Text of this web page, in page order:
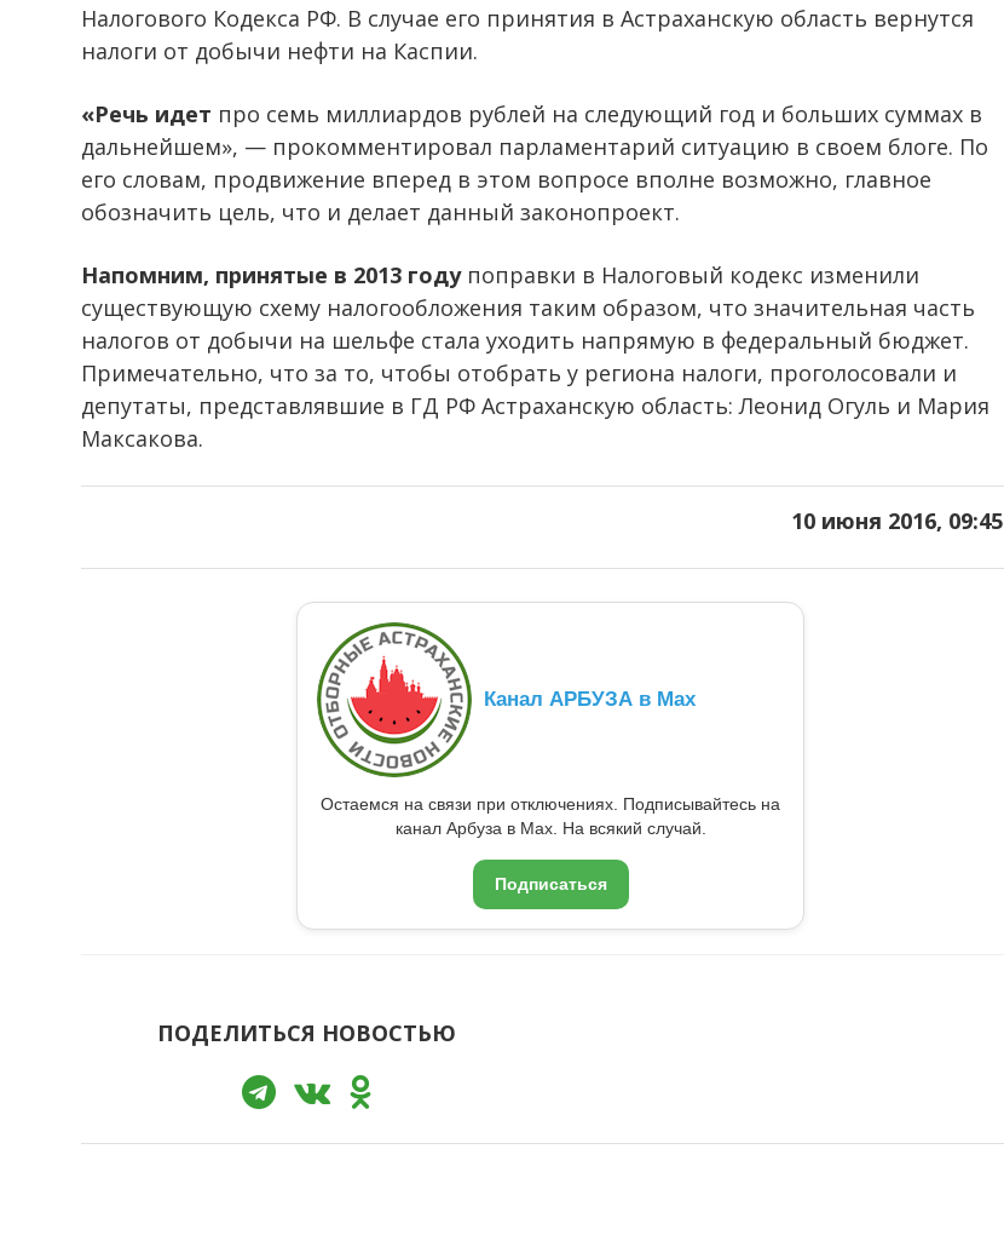
Налогового Кодекса РФ. В случае его принятия в Астраханскую область вернутся
налоги от добычи нефти на Каспии.
«Речь идет про семь миллиардов рублей на следующий год и больших суммах в
дальнейшем», — прокомментировал парламентарий ситуацию в своем блоге. По
его словам, продвижение вперед в этом вопросе вполне возможно, главное
обозначить цель, что и делает данный законопроект.
Напомним, принятые в 2013 годупоправки в Налоговый кодекс изменили
существующую схему налогообложения таким образом, что значительная часть
налогов от добычи на шельфе стала уходить напрямую в федеральный бюджет.
Примечательно, что за то, чтобы отобрать у региона налоги, проголосовали и
депутаты, представлявшие в ГД РФ Астраханскую область: Леонид Огуль и Мария
Максакова.
10 июня 2016, 09:45
Канал АРБУЗА в Max
Остаемся на связи при отключениях. Подписывайтесь на
канал Арбуза в Max. На всякий случай.
Подписаться
ПОДЕЛИТЬСЯ НОВОСТЬЮ